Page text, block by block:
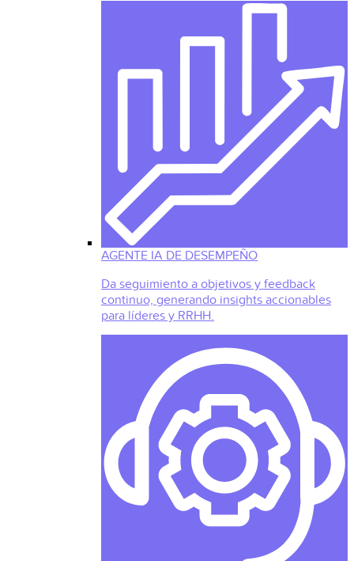
AGENTE IA DE DESEMPEÑO
Da seguimiento a objetivos y feedback
continuo, generando insights accionables
para líderes y RRHH.